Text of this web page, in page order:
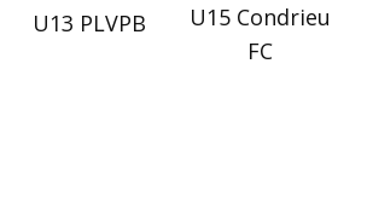
U13 PLVPB
U15 Condrieu
FC